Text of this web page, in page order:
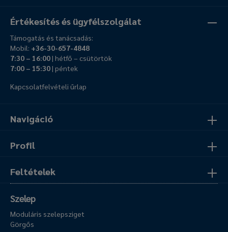
Navigáció
Profil
Feltételek
Értékesítés és ügyfélszolgálat
Támogatás és tanácsadás:
Mobil: +36-30-657-4848
7:30 – 16:00| hétfő – csütörtök
7:00 – 15:30| péntek
Kapcsolatfelvételi űrlap
Szelep
Moduláris szelepsziget
Görgős